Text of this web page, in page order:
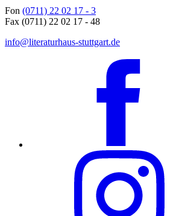
Fon (0711) 22 02 17 - 3
Fax (0711) 22 02 17 - 48
info@literaturhaus-stuttgart.de